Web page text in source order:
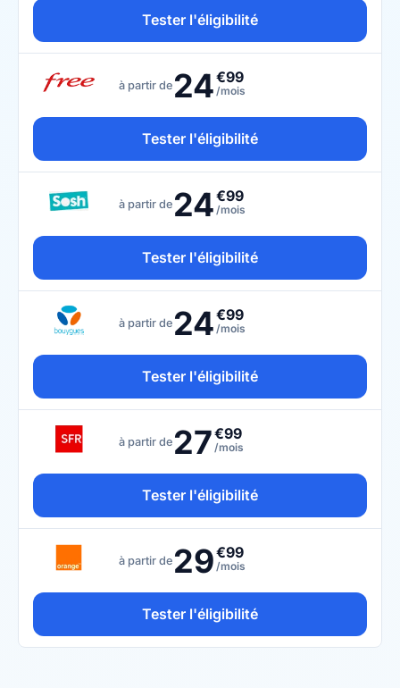
Tester l'éligibilité
à partir de 24€99
/mois
Tester l'éligibilité
à partir de 24€99
/mois
Tester l'éligibilité
à partir de 24€99
/mois
Tester l'éligibilité
à partir de 27€99
/mois
Tester l'éligibilité
à partir de 29€99
/mois
Tester l'éligibilité